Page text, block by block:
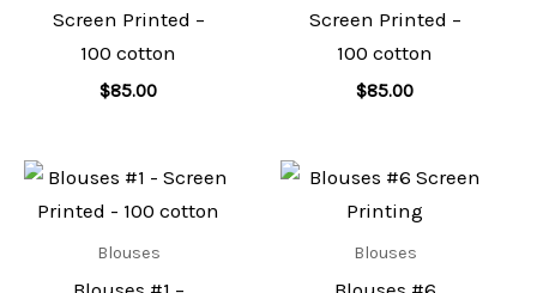
Screen Printed –
100 cotton
$85.00
Screen Printed –
100 cotton
$85.00
Blouses Blouses